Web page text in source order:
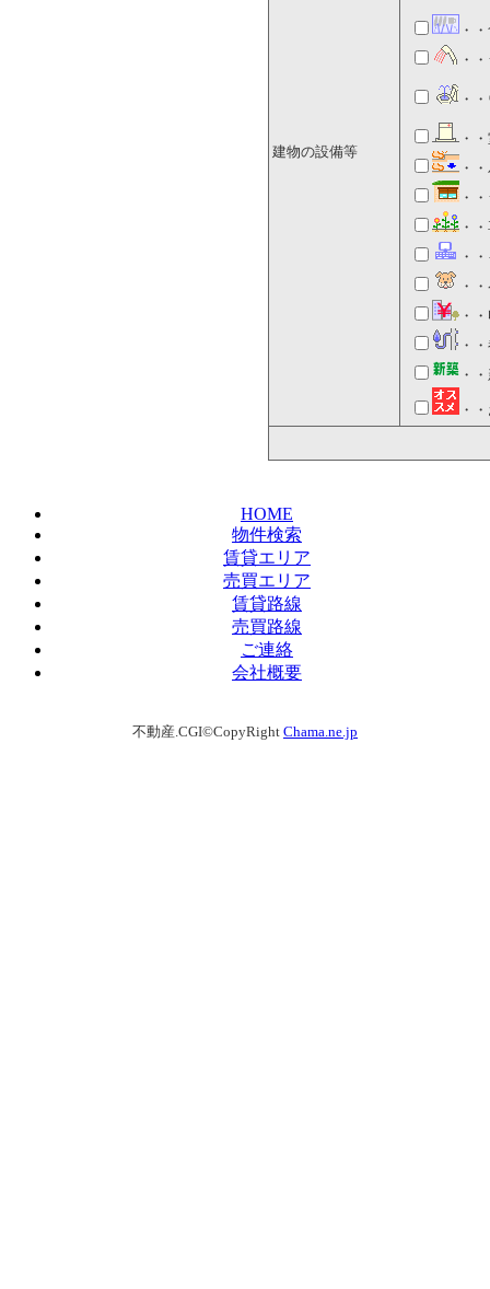
建物の設備等
・
・
・
・
・
・
・
・
・
・
・
・
・
HOME
物件検索
賃貸エリア
売買エリア
賃貸路線
売買路線
ご連絡
会社概要
不動産.CGI©CopyRight Chama.ne.jp